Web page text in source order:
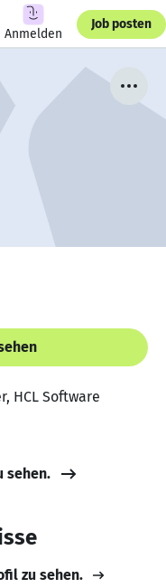
Anmelden
Job posten
HCL Software
sehen.
zu sehen.